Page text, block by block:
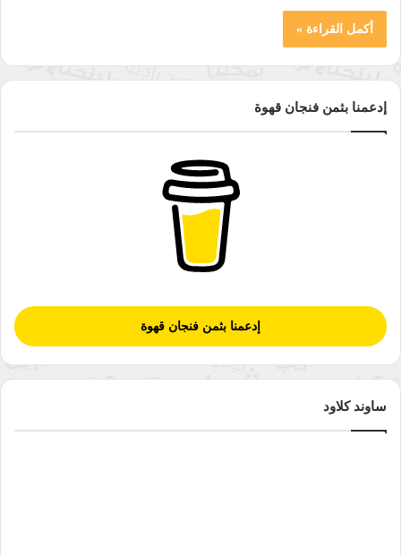
أكمل القراءة »
إدعمنا بثمن فنجان قهوة
إدعمنا بثمن فنجان قهوة
ساوند كلاود